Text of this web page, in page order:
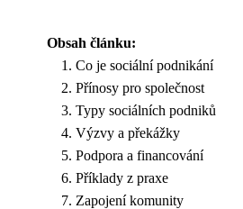
Obsah článku:
Co je sociální podnikání
Přínosy pro společnost
Typy sociálních podniků
Výzvy a překážky
Podpora a financování
Příklady z praxe
Zapojení komunity